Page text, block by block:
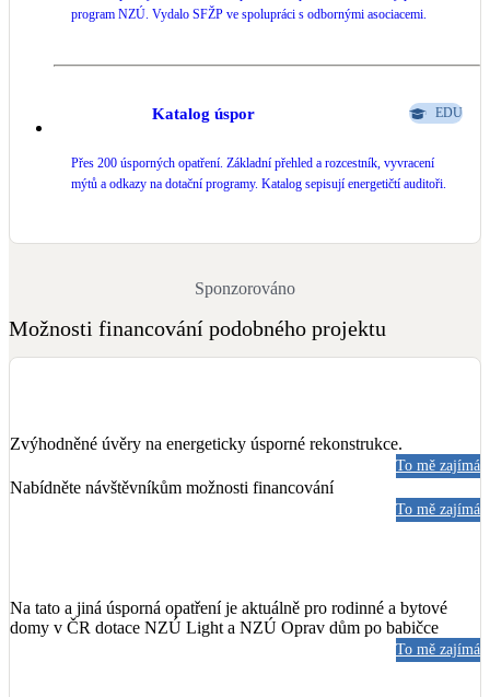
program NZÚ. Vydalo SFŽP ve spolupráci s odbornými asociacemi.
Katalog úspor EDU
Přes 200 úsporných opatření. Základní přehled a rozcestník, vyvracení
mýtů a odkazy na dotační programy. Katalog sepisují energetičtí auditoři.
Možnosti financování podobného projektu
Sponzorováno
Zvýhodněné úvěry na energeticky úsporné rekonstrukce.
To mě zajímá
Nabídněte návštěvníkům možnosti financování
To mě zajímá
Na tato a jiná úsporná opatření je aktuálně pro rodinné a bytové
domy v ČR dotace NZÚ Light a NZÚ Oprav dům po babičce
To mě zajímá